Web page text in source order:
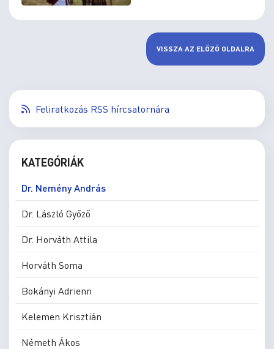
VISSZA AZ ELŐZŐ OLDALRA
Feliratkozás RSS hírcsatornára
KATEGÓRIÁK
Dr. Nemény András
Dr. László Győző
Dr. Horváth Attila
Horváth Soma
Bokányi Adrienn
Kelemen Krisztián
Németh Ákos